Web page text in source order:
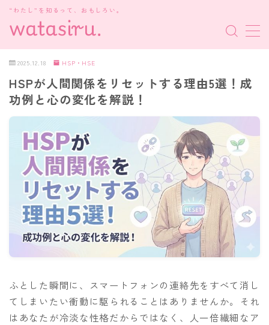
“わたし”を知るって、おもしろい。
MENU
MBTI診断
HSP・HSE
新着記事
2025.12.18 HSP・HSE
HSPが人間関係をリセットする理由5選！成
功例と心の変化を解説！
ふとした瞬間に、スマートフォンの連絡先をすべて消し
てしまいたい衝動に駆られることはありませんか。それ
はあなたが冷淡な性格だからではなく、人一倍繊細なア